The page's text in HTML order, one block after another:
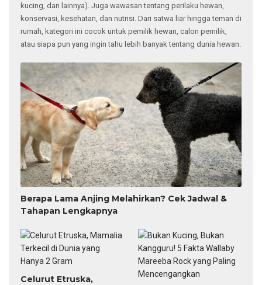
kucing, dan lainnya). Juga wawasan tentang perilaku hewan,
konservasi, kesehatan, dan nutrisi. Dari satwa liar hingga teman di
rumah, kategori ini cocok untuk pemilik hewan, calon pemilik,
atau siapa pun yang ingin tahu lebih banyak tentang dunia hewan.
Berapa Lama Anjing Melahirkan? Cek Jadwal &
Tahapan Lengkapnya
Celurut Etruska,